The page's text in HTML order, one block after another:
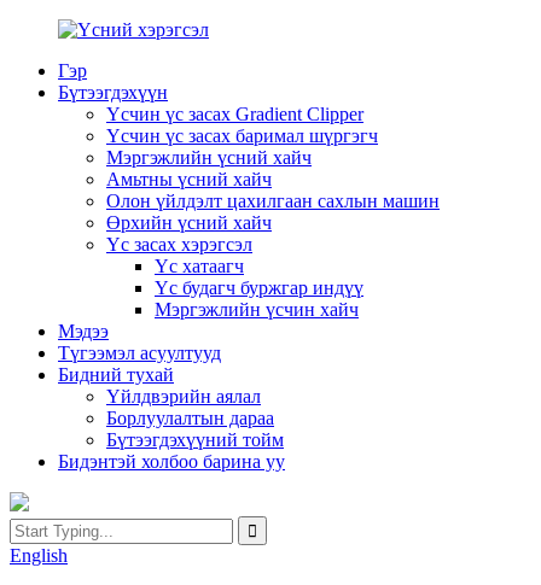
Гэр
Бүтээгдэхүүн
Үсчин үс засах Gradient Clipper
Үсчин үс засах баримал шүргэгч
Мэргэжлийн үсний хайч
Амьтны үсний хайч
Олон үйлдэлт цахилгаан сахлын машин
Өрхийн үсний хайч
Үс засах хэрэгсэл
Үс хатаагч
Үс будагч буржгар индүү
Мэргэжлийн үсчин хайч
Мэдээ
Түгээмэл асуултууд
Бидний тухай
Үйлдвэрийн аялал
Борлуулалтын дараа
Бүтээгдэхүүний тойм
Бидэнтэй холбоо барина уу
English